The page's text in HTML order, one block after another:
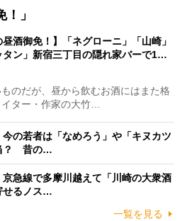
」
昼酒御免！】「ネグローニ」「山崎」
タン」新宿三丁目の隠れ家バーで1…
のだが、昼から飲むお酒にはまた格
ター・作家の大竹…
今の若者は「なめろう」や「キヌカツ
？ 昔の…
京急線で多摩川越えて「川崎の大衆酒
せるノス…
一覧を見る